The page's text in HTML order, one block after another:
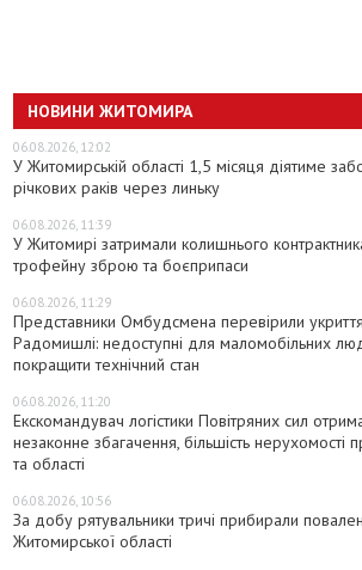
НОВИНИ ЖИТОМИРА
06.08.2026, 12:02
У Житомирській області 1,5 місяця діятиме
річкових раків через линьку
06.08.2026, 11:39
У Житомирі затримали колишнього
трофейну зброю та боєприпаси
06.08.2026, 11:29
Представники Омбудсмена перевірили
Радомишлі: недоступні для маломобільних
покращити технічний стан
06.08.2026, 11:20
Екскомандувач логістики Повітряних сил
незаконне збагачення, більшість нерухомості
та області
06.08.2026, 10:56
За добу рятувальники тричі прибирали
Житомирської області